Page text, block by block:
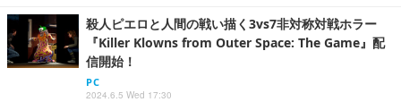
殺人ピエロと人間の戦い描く3vs7非対称対戦ホラー
『Killer Klowns from Outer Space: The Game』配
信開始！
PC
2024.6.5 Wed 17:30